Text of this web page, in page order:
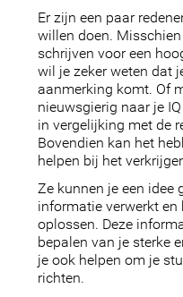
Er zijn een paar
willen doen.
schrijven voor een
wil je zeker weten dat
aanmerking komt. Of
nieuwsgierig naar je
in vergelijking met de
Bovendien kan het
helpen bij het
Ze kunnen je een idee
informatie verwerkt
oplossen. Deze
bepalen van je sterke
je ook helpen om je
richten.